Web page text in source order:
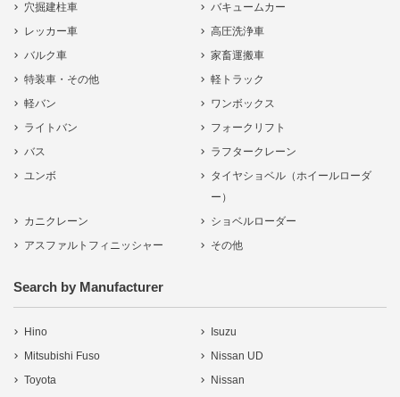
穴掘建柱車
バキュームカー
レッカー車
高圧洗浄車
バルク車
家畜運搬車
特装車・その他
軽トラック
軽バン
ワンボックス
ライトバン
フォークリフト
バス
ラフタークレーン
ユンボ
タイヤショベル（ホイールローダ
ー）
カニクレーン
ショベルローダー
アスファルトフィニッシャー
その他
Search by Manufacturer
Hino
Isuzu
Mitsubishi Fuso
Nissan UD
Toyota
Nissan